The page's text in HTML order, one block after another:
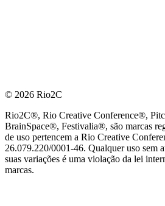
© 2026 Rio2C
Rio2C®, Rio Creative Conference®,
BrainSpace®, Festivalia®, são marcas
de uso pertencem a Rio Creative
26.079.220/0001-46. Qualquer uso sem
suas variações é uma violação da lei
marcas.